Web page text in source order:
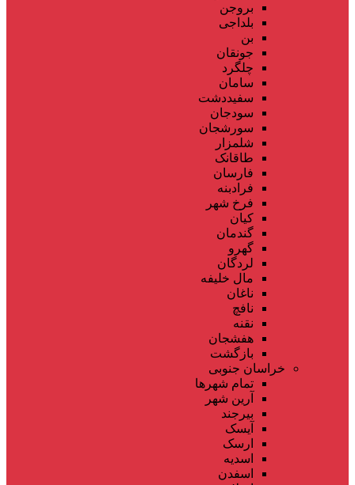
بروجن
بلداجی
بن
جونقان
چلگرد
سامان
سفیددشت
سودجان
سورشجان
شلمزار
طاقانک
فارسان
فرادبنه
فرخ شهر
کیان
گندمان
گهرو
لردگان
مال خلیفه
ناغان
نافچ
نقنه
هفشجان
بازگشت
خراسان جنوبی
تمام شهر‌ها
آرین شهر
بیرجند
آیسک
ارسک
اسدیه
اسفدن